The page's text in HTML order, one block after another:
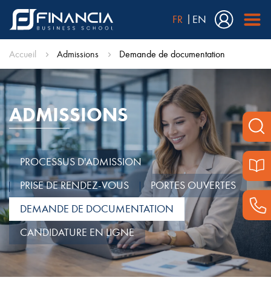
FR EN
Accueil Admissions Demande de documentation
ADMISSIONS
PROCESSUS D'ADMISSION
PRISE DE RENDEZ-VOUS
PORTES OUVERTES
DEMANDE DE DOCUMENTATION
CANDIDATURE EN LIGNE